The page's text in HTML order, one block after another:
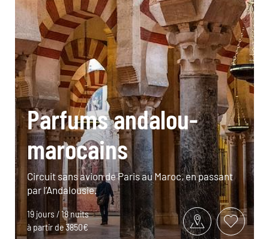
Parfums andalou-
marocains
Circuit sans avion de Paris au Maroc, en passant
par l’Andalousie.
19 jours / 18 nuits
à partir de 3850€